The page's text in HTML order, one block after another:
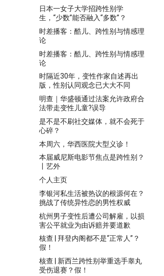
日本一女子大学招跨性别学
生，“少数”能否融入“多数”？
时差播客：酷儿、跨性别与情感理
论
时差播客：酷儿、跨性别与情感理
论
时隔近30年，变性作家自述再出
版，性别认同观念已大大不同
明查｜华盛顿通过法案允许政府合
法带走变性儿童?误导
是不是不刷社交媒体，就不会死于
心碎？
本周六，华西医院大型义诊！
本届威尼斯电影节焦点是跨性别？
丨艺外
个人主页
李银河私生活被热议的根源何在？
挑战了传统异性恋的男性权威
杭州男子变性后遭公司解雇，以损
害公平就业为由诉赔并要道歉
核查 | 拜登内阁都不是“正常人”？
假！
核查 | 新西兰跨性别举重选手睾丸
受伤退赛？假！